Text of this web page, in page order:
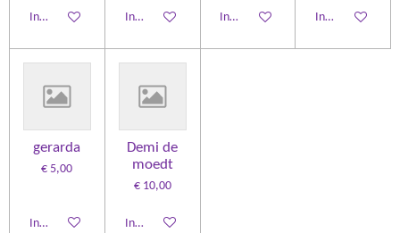
In winkelwagen In winkelwagen In winkelwagen In winkelwagen
gerarda
€ 5,00
In winkelwagen
Demi de
moedt
€ 10,00
In winkelwagen